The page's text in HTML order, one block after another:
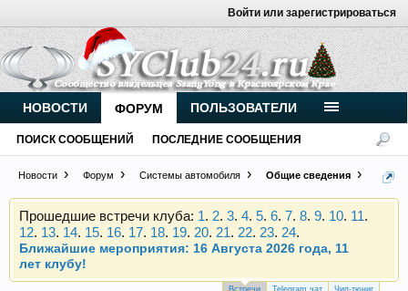
Войти или зарегистрироваться
Новости Форум Системы автомобиля Общие сведения
Внимание, новые участники нашего клуба!
Основное общение происходит вTelegram-чате.
Присоединяйтесь.
Чип-тюнинг (прошивка) дизелей от
Vahmurka
Прошедшие встречи клуба: 1. 2. 3. 4. 5. 6. 7. 8. 9. 10. 11.
12. 13. 14. 15. 16. 17. 18. 19. 20. 21. 22. 23. 24.
Ближайшие мероприятия: 16 Августа 2026 года, 11
лет клубу!
Встречи Telegram чат Чип-тюниг
НОВОСТИ ФОРУМ
ПОИСК СООБЩЕНИЙ ПОСЛЕДНИЕ СООБЩЕНИЯ
ПОЛЬЗОВАТЕЛИ